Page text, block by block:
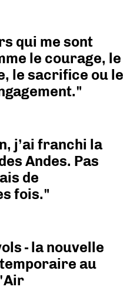
qui me sont
le courage, le
le sacrifice ou le
j’ai franchi la
Andes. Pas
de
fois."
- la nouvelle
au